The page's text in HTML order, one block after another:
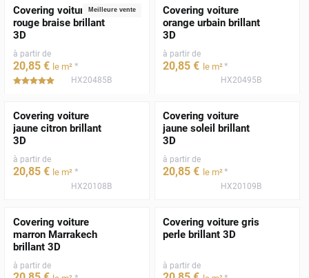
Meilleure vente
Covering voiture
rouge braise brillant
3D
à partir de
20,85 € le m² *
*****HX20485B
Covering voiture
orange urbain brillant
3D
à partir de
20,85 € le m²*
HX20495B
Covering voiture
jaune citron brillant
3D
à partir de
20,85 € le m² *
HX20108B
Covering voiture
jaune soleil brillant
3D
à partir de
20,85 € le m²*
HX20109B
Covering voiture
marron Marrakech
brillant 3D
à partir de
Covering voiture gris
perle brillant 3D
à partir de